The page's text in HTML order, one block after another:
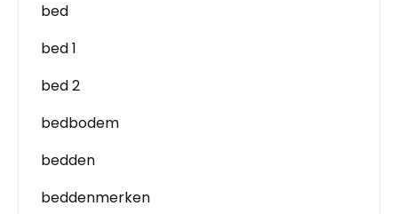
bed
bed 1
bed 2
bedbodem
bedden
beddenmerken